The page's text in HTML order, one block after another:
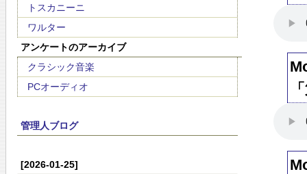
トスカニーニ
ワルター
アンケートのアーカイブ
クラシック音楽
PCオーディオ
管理人ブログ
[2026-01-25]